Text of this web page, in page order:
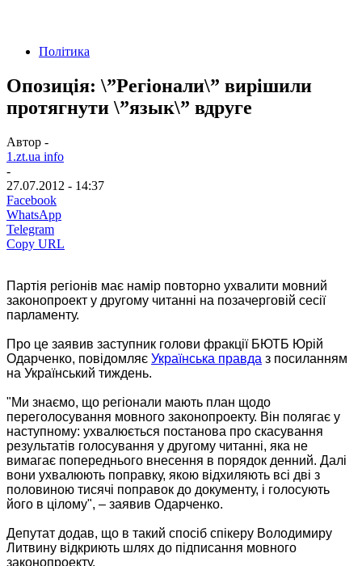
Політика
Опозиція: \”Регіонали\” вирішили
протягнути \”язык\” вдруге
Автор -
1.zt.ua info
-
27.07.2012 - 14:37
Facebook
WhatsApp
Telegram
Copy URL
Партія регіонів має намір повторно ухвалити мовний
законопроект у другому читанні на позачерговій сесії
парламенту.
Про це заявив заступник голови фракції БЮТБ Юрій
Одарченко, повідомляє Українська правда з посиланням
на Український тиждень.
"Ми знаємо, що регіонали мають план щодо
переголосування мовного законопроекту. Він полягає у
наступному: ухвалюється постанова про скасування
результатів голосування у другому читанні, яка не
вимагає попереднього внесення в порядок денний. Далі
вони ухвалюють поправку, якою відхиляють всі дві з
половиною тисячі поправок до документу, і голосують
його в цілому", – заявив Одарченко.
Депутат додав, що в такий спосіб спікеру Володимиру
Литвину відкриють шлях до підписання мовного
законопроекту.